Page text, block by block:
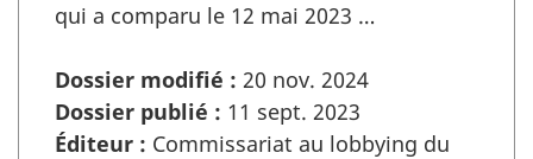
qui a comparu le 12 mai 2023 …
Dossier modifié : 20 nov. 2024
Dossier publié : 11 sept. 2023
Éditeur : Commissariat au lobbying du